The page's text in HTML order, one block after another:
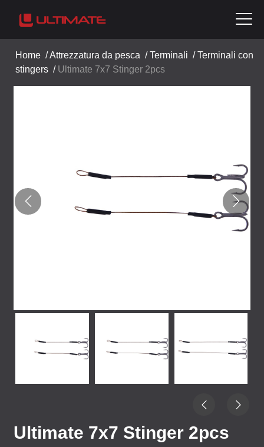
Home /Attrezzatura da pesca /Terminali /Terminali con
stingers / Ultimate 7x7 Stinger 2pcs
Ultimate 7x7 Stinger 2pcs